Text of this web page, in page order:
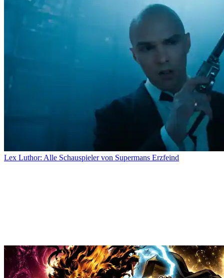
Lex Luthor: Alle Schauspieler von Supermans Erzfeind